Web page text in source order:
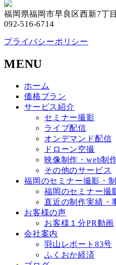
福岡県福岡市早良区西新7丁
092-516-6714
プライバシーポリシー
MENU
ホーム
価格プラン
サービス紹介
セミナー撮影
ライブ配信
オンデマンド配信
ドローン空撮
映像制作・web制
その他のサービス
福岡のセミナー撮影・
福岡のセミナー撮
直近の制作実績・
お客様の声
お客様１分PR動画
会社案内
羽山レポート83号
ふくおか経済